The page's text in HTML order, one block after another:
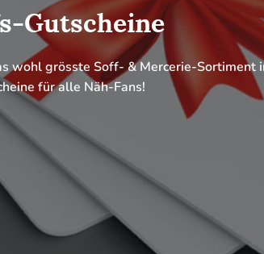
à coudre
pour TON prochain projet de couture.
BERNINA – Für echte Profis.
BERNINA